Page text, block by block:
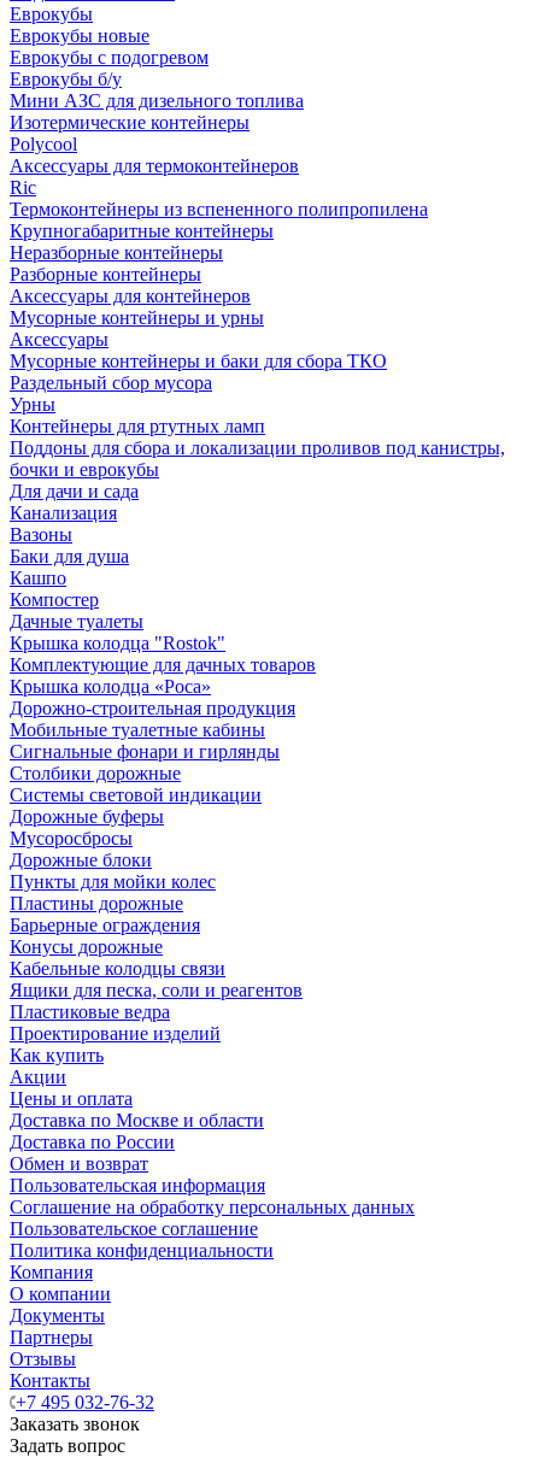
Еврокубы
Еврокубы новые
Еврокубы с подогревом
Еврокубы б/у
Мини АЗС для дизельного топлива
Изотермические контейнеры
Polycool
Аксессуары для термоконтейнеров
Ric
Термоконтейнеры из вспененного полипропилена
Крупногабаритные контейнеры
Неразборные контейнеры
Разборные контейнеры
Аксессуары для контейнеров
Мусорные контейнеры и урны
Аксессуары
Мусорные контейнеры и баки для сбора ТКО
Раздельный сбор мусора
Урны
Контейнеры для ртутных ламп
Поддоны для сбора и локализации проливов под канистры,
бочки и еврокубы
Для дачи и сада
Канализация
Вазоны
Баки для душа
Кашпо
Компостер
Дачные туалеты
Крышка колодца "Rostok"
Комплектующие для дачных товаров
Крышка колодца «Роса»
Дорожно-строительная продукция
Мобильные туалетные кабины
Сигнальные фонари и гирлянды
Столбики дорожные
Системы световой индикации
Дорожные буферы
Мусоросбросы
Дорожные блоки
Пункты для мойки колес
Пластины дорожные
Барьерные ограждения
Конусы дорожные
Кабельные колодцы связи
Ящики для песка, соли и реагентов
Пластиковые ведра
Проектирование изделий
Как купить
Акции
Цены и оплата
Доставка по Москве и области
Доставка по России
Обмен и возврат
Пользовательская информация
Соглашение на обработку персональных данных
Пользовательское соглашение
Политика конфиденциальности
Компания
О компании
Документы
Партнеры
Отзывы
Контакты
+7 495 032-76-32
Заказать звонок
Задать вопрос